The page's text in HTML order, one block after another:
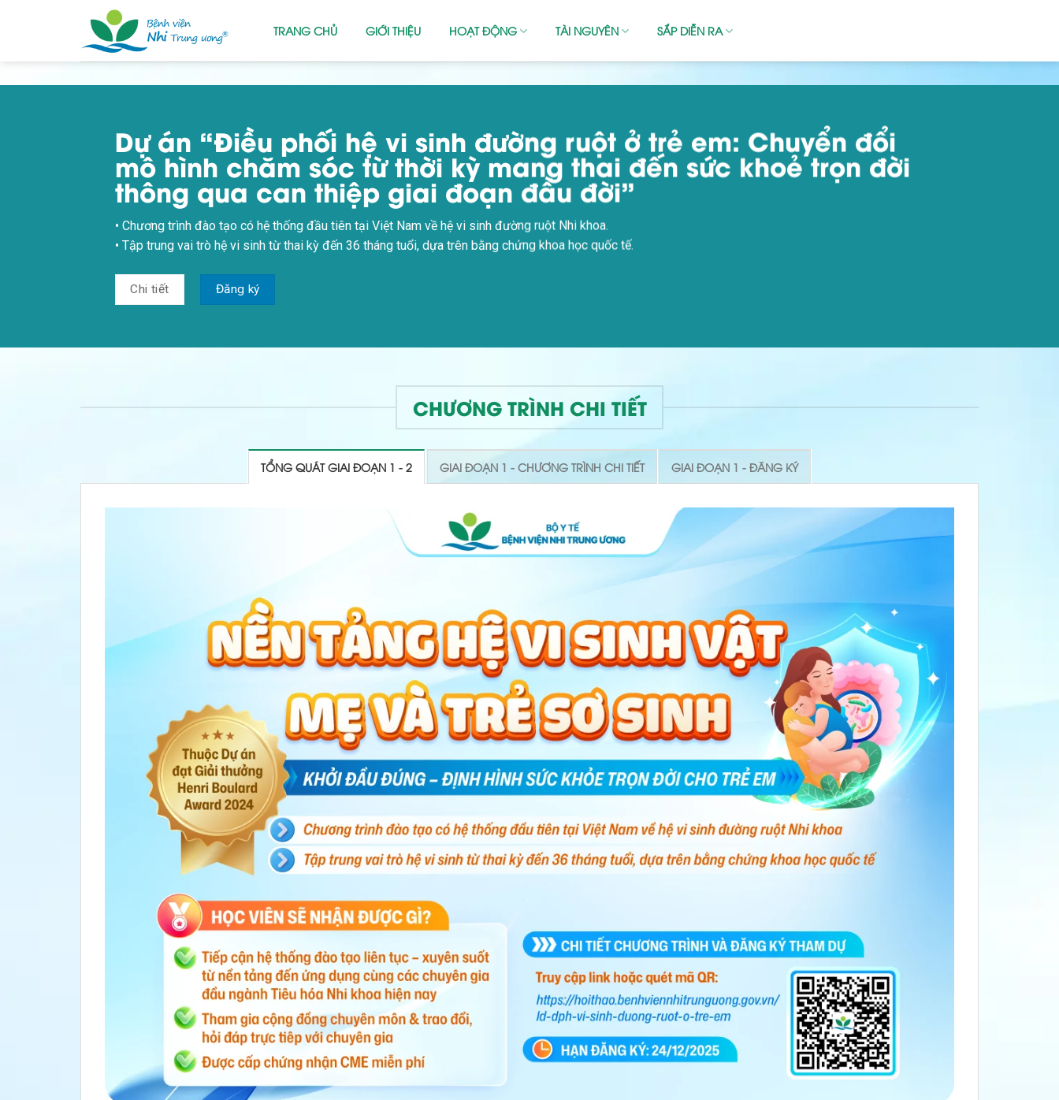
TRANG CHỦ GIỚI THIỆU HOẠT ĐỘNG TÀI NGUYÊN SẮP DIỄN RA
Dự án “Điều phối hệ vi sinh đường ruột ở trẻ em: Chuyển đổi
mô hình chăm sóc từ thời kỳ mang thai đến sức khoẻ trọn đời
thông qua can thiệp giai đoạn đầu đời”
• Chương trình đào tạo có hệ thống đầu tiên tại Việt Nam về hệ vi sinh đường ruột Nhi khoa.
• Tập trung vai trò hệ vi sinh từ thai kỳ đến 36 tháng tuổi, dựa trên bằng chứng khoa học quốc tế.
Chi tiết Đăng ký
CHƯƠNG TRÌNH CHI TIẾT
TỔNG QUÁT GIAI ĐOẠN 1 - 2 GIAI ĐOẠN 1 - CHƯƠNG TRÌNH CHI TIẾT GIAI ĐOẠN 1 - ĐĂNG KÝ